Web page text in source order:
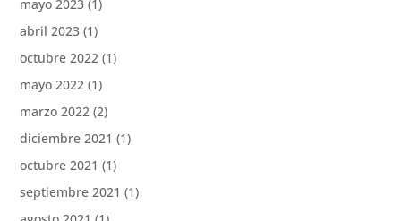
mayo 2023 (1)
abril 2023 (1)
octubre 2022 (1)
mayo 2022 (1)
marzo 2022 (2)
diciembre 2021 (1)
octubre 2021 (1)
septiembre 2021 (1)